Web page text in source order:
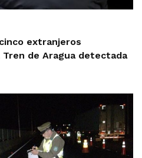
extranjeros
de Aragua detectada